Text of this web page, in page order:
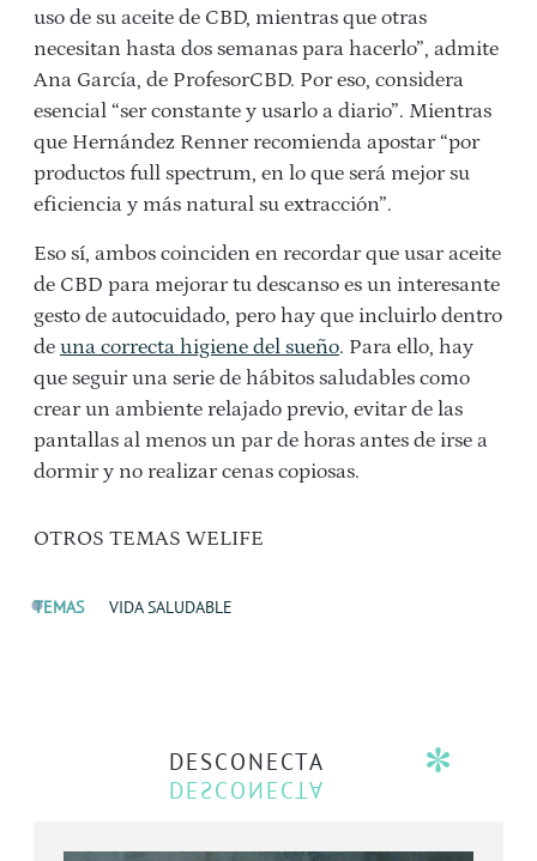
uso de su aceite de CBD, mientras que otras
necesitan hasta dos semanas para hacerlo”, admite
Ana García, de ProfesorCBD. Por eso, considera
esencial “ser constante y usarlo a diario”. Mientras
que Hernández Renner recomienda apostar “por
productos full spectrum, en lo que será mejor su
eficiencia y más natural su extracción”.
Eso sí, ambos coinciden en recordar que usar aceite
de CBD para mejorar tu descanso es un interesante
gesto de autocuidado, pero hay que incluirlo dentro
de una correcta higiene del sueño. Para ello, hay
que seguir una serie de hábitos saludables como
crear un ambiente relajado previo, evitar de las
pantallas al menos un par de horas antes de irse a
dormir y no realizar cenas copiosas.
OTROS TEMAS WELIFE
TEMAS VIDA SALUDABLE
DESCONECTA